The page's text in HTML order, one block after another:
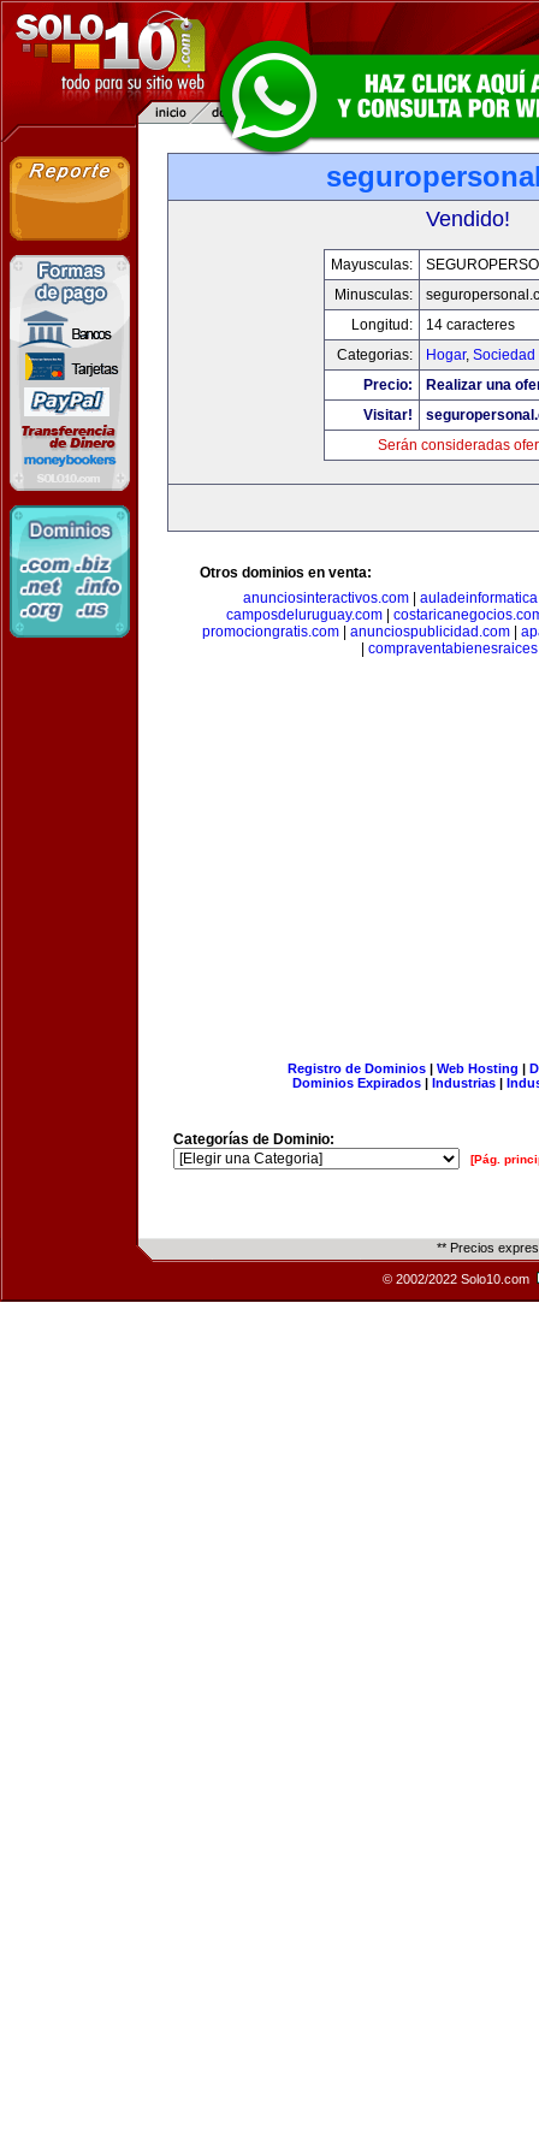
Vendido!
Mayusculas:
Minusculas:
Longitud:
14 caracteres
Categorias:
Hogar, Sociedad
Precio:
Realizar una
Visitar!
Serán consideradas
Otros dominios en venta:
anunciosinteractivos.com|
camposdeluruguay.com|
promociongratis.com
anunciospublicidad.com
Registro de Dominios| Web Hosting |
Dominios Expirados | Industrias |
Categorías de Dominio:
[Pág.
** Precios
© 2002/2022 Solo10.com